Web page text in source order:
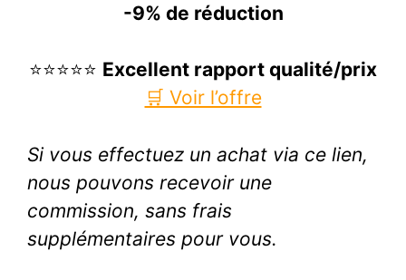
-9% de réduction
⭐⭐⭐⭐⭐ Excellent rapport qualité/prix
🛒 Voir l’offre
Si vous effectuez un achat via ce lien,
nous pouvons recevoir une
commission, sans frais
supplémentaires pour vous.